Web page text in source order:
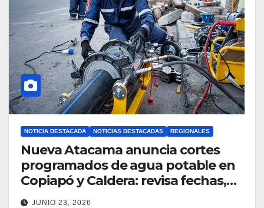
NOTICIA DESTACADA NOTICIAS DESTACADAS REGIONALES
Nueva Atacama anuncia cortes
programados de agua potable en
Copiapó y Caldera: revisa fechas,
horarios y sectores
JUNIO 23, 2026